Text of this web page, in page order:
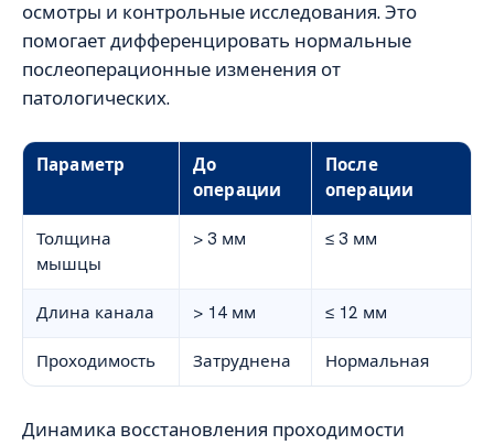
осмотры и контрольные исследования. Это
помогает дифференцировать нормальные
послеоперационные изменения от
патологических.
Параметр
До
операции
После
операции
Толщина
мышцы
> 3 мм ≤ 3 мм
Длина канала > 14 мм ≤ 12 мм
Проходимость Затруднена Нормальная
Динамика восстановления проходимости